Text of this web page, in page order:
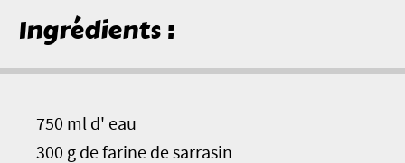
Ingrédients :
750 ml d' eau
300 g de farine de sarrasin